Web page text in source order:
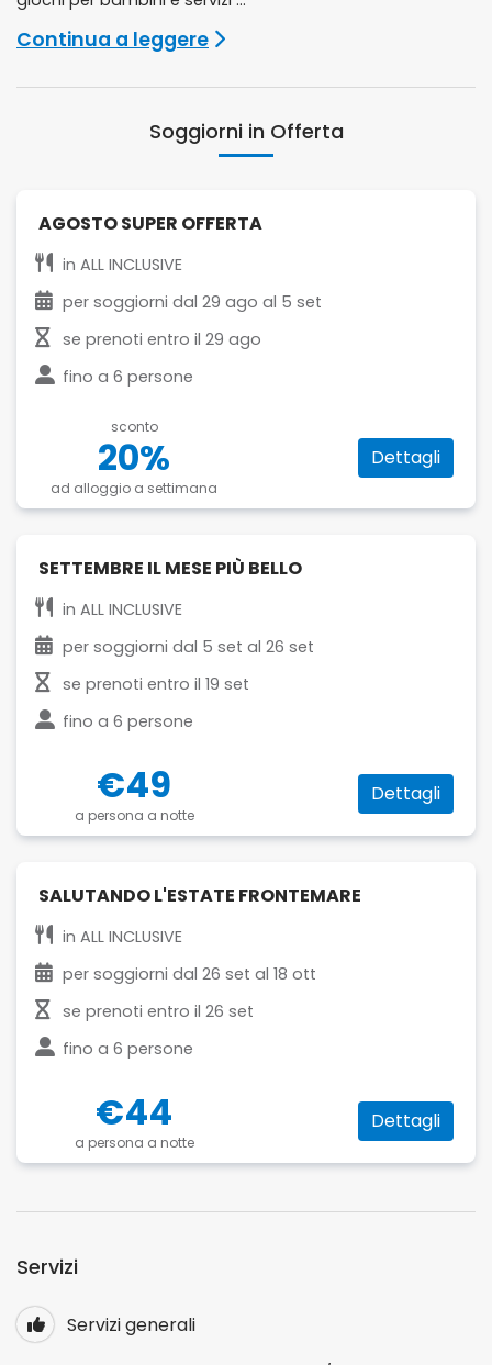
Continua a leggere
Soggiorni in Offerta
AGOSTO SUPER OFFERTA
in ALL INCLUSIVE
per soggiorni dal 29 ago al 5 set
se prenoti entro il 29 ago
fino a 6 persone
sconto
20%
ad alloggio a settimana
Dettagli
SETTEMBRE IL MESE PIÙ BELLO
in ALL INCLUSIVE
per soggiorni dal 5 set al 26 set
se prenoti entro il 19 set
fino a 6 persone
€49
a persona a notte
Dettagli
SALUTANDO L'ESTATE FRONTEMARE
in ALL INCLUSIVE
per soggiorni dal 26 set al 18 ott
se prenoti entro il 26 set
fino a 6 persone
€44
a persona a notte
Dettagli
Servizi
Servizi generali